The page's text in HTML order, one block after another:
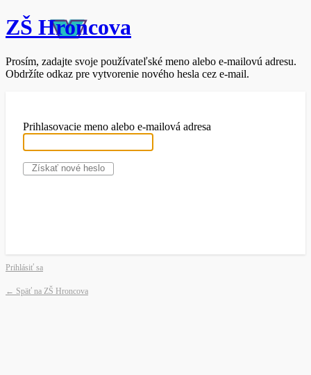
ZŠ Hroncova
Prosím, zadajte svoje používateľské meno alebo e-mailovú adresu.
Obdržíte odkaz pre vytvorenie nového hesla cez e-mail.
Prihlasovacie meno alebo e-mailová adresa
Prihlásiť sa
← Späť na ZŠ Hroncova